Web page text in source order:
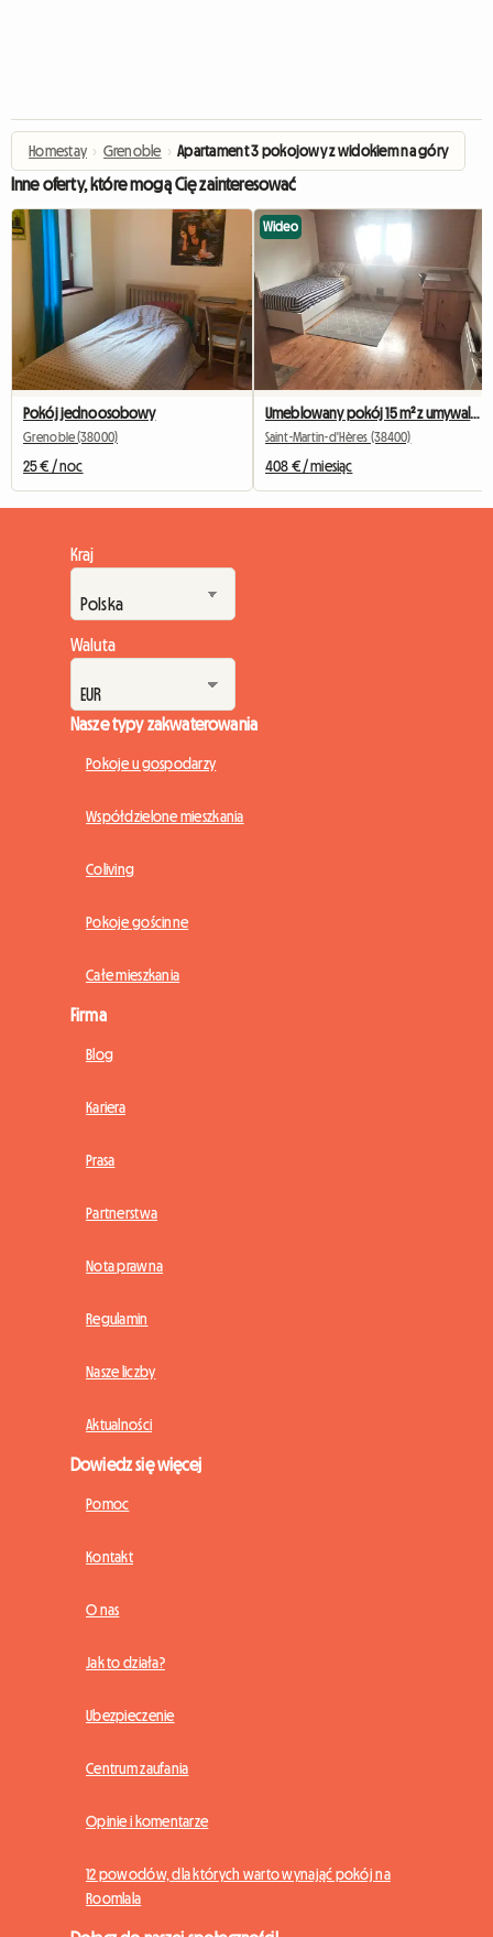
Homestay › Grenoble › Apartament 3 pokojowy z widokiem na góry
Inne oferty, które mogą Cię zainteresować
Pokój jednoosobowy
Grenoble (38000)
25 € / noc
Wideo
Umeblowany pokój 15 m² z umywalką i osobistą lodówką
Saint-Martin-d'Hères (38400)
408 € / miesiąc
Kraj
Waluta
Nasze typy zakwaterowania
Pokoje u gospodarzy
Współdzielone mieszkania
Coliving
Pokoje gościnne
Całe mieszkania
Firma
Blog
Kariera
Prasa
Partnerstwa
Nota prawna
Regulamin
Nasze liczby
Aktualności
Dowiedz się więcej
Pomoc
Kontakt
O nas
Jak to działa?
Ubezpieczenie
Centrum zaufania
Opinie i komentarze
12 powodów, dla których warto wynająć pokój na
Roomlala